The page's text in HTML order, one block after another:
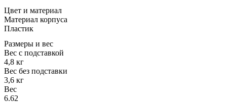
Цвет и материал
Материал корпуса
Пластик
Размеры и вес
Вес с подставкой
4,8 кг
Вес без подставки
3,6 кг
Вес
6.62